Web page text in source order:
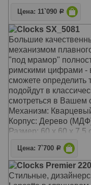
Цена: 11`090 Р
Clocks SX_5081
Большие
механизмом
"под мрамор"
римскими цифрами -
сможете
подойдут в
смотреться в Вашем
Механизм:
Корпус: Дерево
Размер: 60 х 60 х 7,5
Цена: 7`700 Р
Clocks Premier
Стильные,